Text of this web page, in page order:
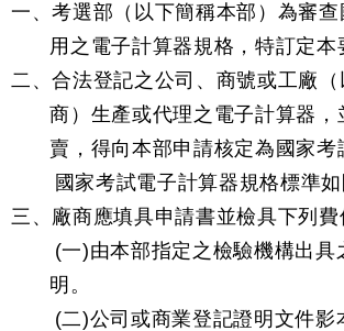
一、考選部（以下簡稱本部）為審
用之電子計算器規格，特訂定本
二、合法登記之公司、商號或工廠（
商）生產或代理之電子計算器，
賣，得向本部申請核定為國家考
國家考試電子計算器規格標準如
三、廠商應填具申請書並檢具下列費
(一)由本部指定之檢驗機構出具
明。
(二)公司或商業登記證明文件影